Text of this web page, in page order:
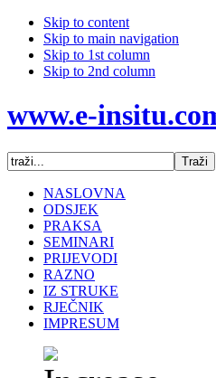
Skip to content
Skip to main navigation
Skip to 1st column
Skip to 2nd column
www.e-
NASLOVNA
ODSJEK
PRAKSA
SEMINARI
PRIJEVODI
RAZNO
IZ STRUKE
RJEČNIK
IMPRESUM